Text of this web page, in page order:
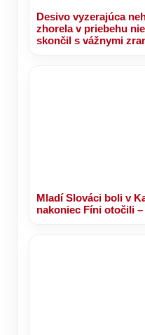
Desivo vyzerajúca
zhorela v priebehu
skončil s vážnymi
Mladí Slováci boli v
nakoniec Fíni otočili –